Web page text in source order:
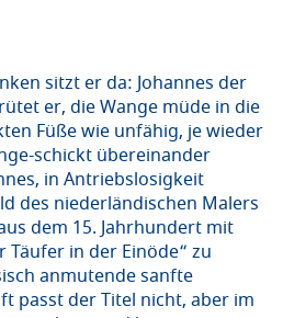
sitzt er da: Johannes der
er, die Wange müde in die
Füße wie unfähig, je wieder
schickt übereinander
in Antriebslosigkeit
des niederländischen Malers
dem 15. Jahrhundert mit
Täufer in der Einöde“ zu
anmutende sanfte
passt der Titel nicht, aber im